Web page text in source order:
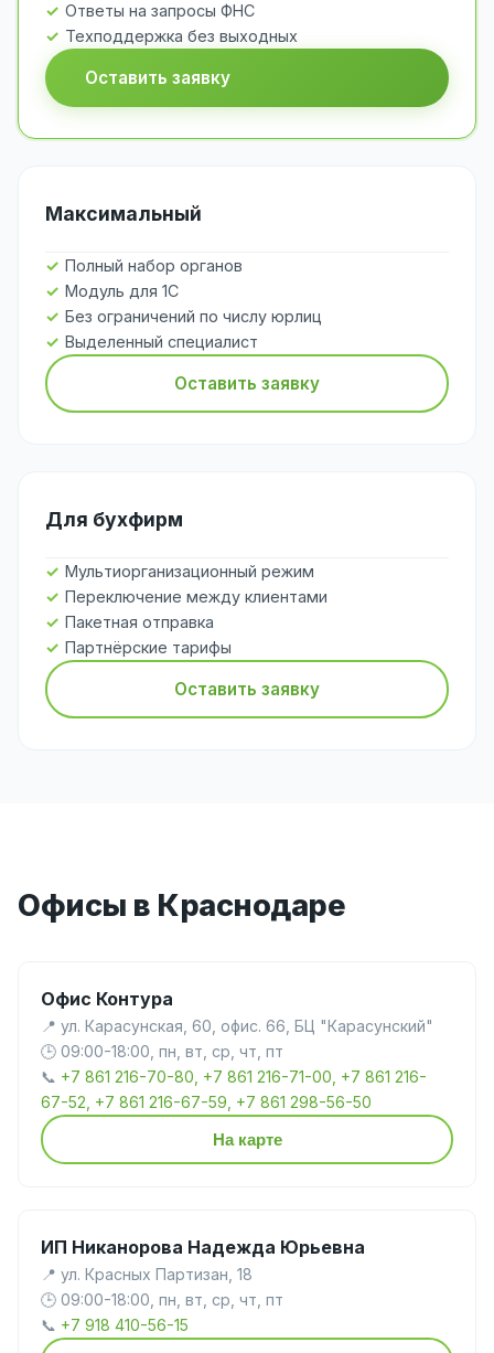
Ответы на запросы ФНС
Техподдержка без выходных
Оставить заявку
Максимальный
Полный набор органов
Модуль для 1С
Без ограничений по числу юрлиц
Выделенный специалист
Оставить заявку
Для бухфирм
Мультиорганизационный режим
Переключение между клиентами
Пакетная отправка
Партнёрские тарифы
Оставить заявку
Офисы в Краснодаре
Офис Контура
📍 ул. Карасунская, 60, офис. 66, БЦ "Карасунский"
🕒 09:00-18:00, пн, вт, ср, чт, пт
📞 +7 861 216-70-80, +7 861 216-71-00, +7 861 216-
67-52, +7 861 216-67-59, +7 861 298-56-50
На карте
ИП Никанорова Надежда Юрьевна
📍 ул. Красных Партизан, 18
🕒 09:00-18:00, пн, вт, ср, чт, пт
📞 +7 918 410-56-15